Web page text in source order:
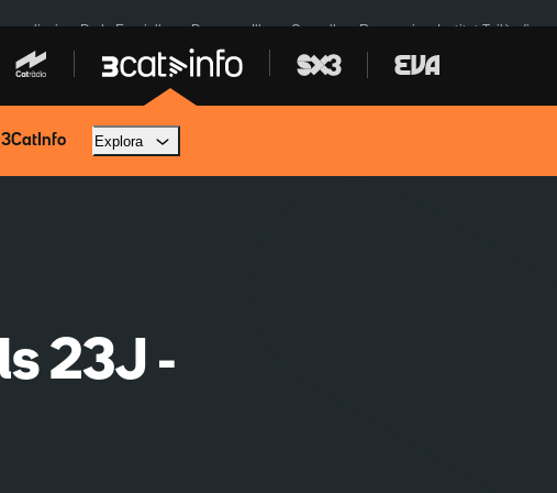
eclipsi De la Espriella Dos anys Illa Granollers Paraguai Institut Tailàndia
3CatInfo Explora
23J -